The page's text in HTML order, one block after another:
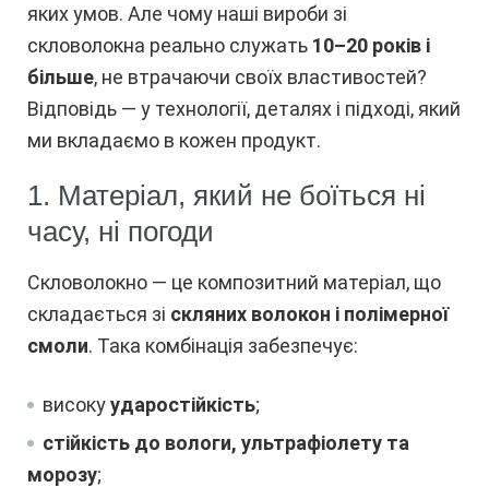
яких умов. Але чому наші вироби зі
скловолокна реально служать 10–20 років і
більше, не втрачаючи своїх властивостей?
Відповідь — у технології, деталях і підході, який
ми вкладаємо в кожен продукт.
1. Матеріал, який не боїться ні
часу, ні погоди
Скловолокно — це композитний матеріал, що
складається зі скляних волокон і полімерної
смоли. Така комбінація забезпечує:
високуударостійкість;
стійкість до вологи, ультрафіолету та
морозу;